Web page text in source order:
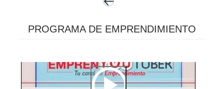
PROGRAMA DE EMPRENDIMIENTO